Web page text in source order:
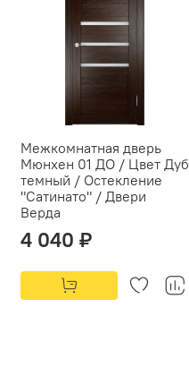
Межкомнатная дверь
Мюнхен 01 ДО / Цвет Дуб
темный / Остекление
"Сатинато" / Двери
Верда
4 040 ₽